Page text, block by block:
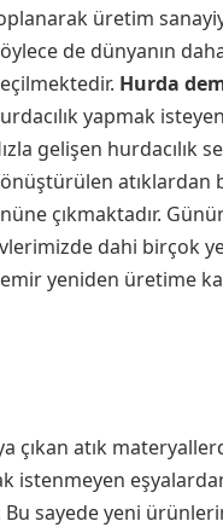
üretim
de dünyanın
Hurda
yapmak
gelişen hurdacılık
atıklardan
çıkmaktadır.
dahi birçok
yeniden üretime
atık
istenmeyen
sayede yeni